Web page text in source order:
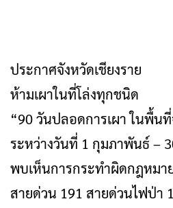
ประกาศจังหวัดเชียงราย
ห้ามเผาในที่โล่งทุกชนิด
“90 วันปลอดการเผา ในพื้นที่
ระหว่างวันที่ 1 กุมภาพันธ์ –
พบเห็นการกระทำผิดกฎหมา
สายด่วน 191 สายด่วนไฟป่า